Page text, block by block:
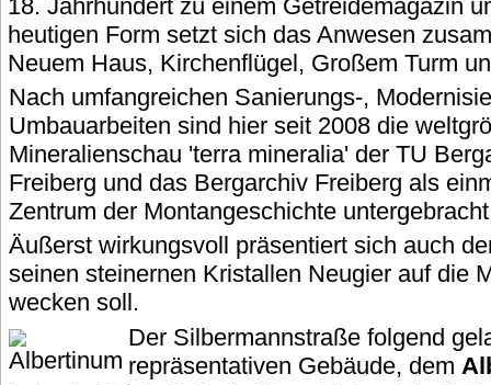
18. Jahrhundert zu einem Getreidemagazin
heutigen Form setzt sich das Anwesen
Neuem Haus, Kirchenflügel, Großem Turm
Nach umfangreichen Sanierungs-,
Umbauarbeiten sind hier seit 2008 die
Mineralienschau 'terra mineralia' der TU
Freiberg und das Bergarchiv Freiberg als
Zentrum der Montangeschichte
Äußerst wirkungsvoll präsentiert sich auch
seinen steinernen Kristallen Neugier auf die
wecken soll.
Der Silbermannstraße folgend
repräsentativen Gebäude, dem